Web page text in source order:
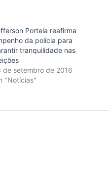
Portela reafirma
da polícia para
tranquilidade nas
de setembro de 2016
"Notícias"